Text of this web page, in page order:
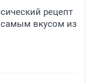
рецепт
вкусом из